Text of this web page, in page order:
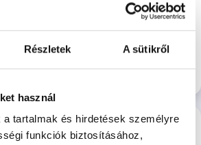
Részletek A sütikről
használ
a tartalmak és hirdetések személyre
funkciók biztosításához,
- Augusztus 14. – Péntek
Róbert